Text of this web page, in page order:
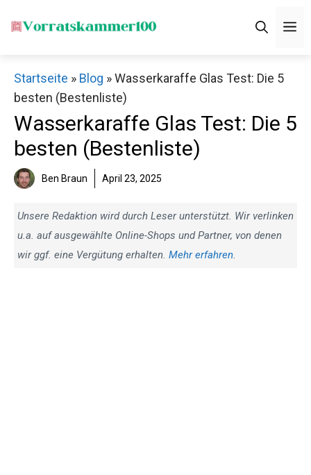
Inhalt
Startseite » Blog »Wasserkaraffe Glas Test: Die 5
besten (Bestenliste)
Wasserkaraffe Glas Test: Die 5
besten (Bestenliste)
Ben Braun April 23, 2025
Unsere Redaktion wird durch Leser unterstützt. Wir verlinken
u.a. auf ausgewählte Online-Shops und Partner, von denen
wir ggf. eine Vergütung erhalten. Mehr erfahren.